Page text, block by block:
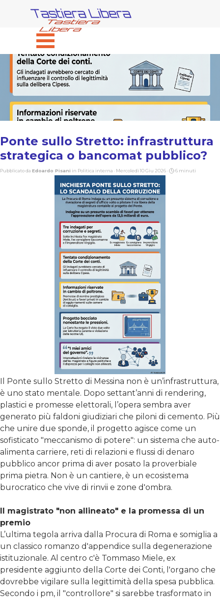
Tastiera Libera
Salta menù
Ponte sullo Stretto: infrastruttura
strategica o bancomat pubblico?
Pubblicato da Edoardo Pisani in Politica interna · Mercoledì 10 Giu 2026 · 6 minuti
Il Ponte sullo Stretto di Messina non è un’infrastruttura,
è uno stato mentale. Dopo settant’anni di rendering,
plastici e promesse elettorali, l’opera sembra aver
generato più faldoni giudiziari che piloni di cemento. Più
che unire due sponde, il progetto agisce come un
sofisticato "meccanismo di potere": un sistema che auto-
alimenta carriere, reti di relazioni e flussi di denaro
pubblico ancor prima di aver posato la proverbiale
prima pietra. Non è un cantiere, è un ecosistema
burocratico che vive di rinvii e zone d'ombra.
Il magistrato "non allineato" e la promessa di un
premio
L’ultima tegola arriva dalla Procura di Roma e somiglia a
un classico romanzo d'appendice sulla degenerazione
istituzionale. Al centro c'è Tommaso Miele, ex
presidente aggiunto della Corte dei Conti, l'organo che
dovrebbe vigilare sulla legittimità della spesa pubblica.
Secondo i pm, il "controllore" si sarebbe trasformato in